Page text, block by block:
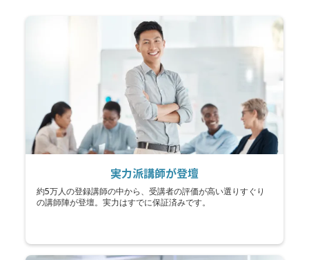
実力派講師が登壇
約5万人の登録講師の中から、受講者の評価が高い選りすぐり
の講師陣が登壇。実力はすでに保証済みです。